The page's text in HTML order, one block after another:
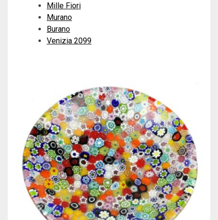
Mille Fiori
Murano
Burano
Venizia 2099